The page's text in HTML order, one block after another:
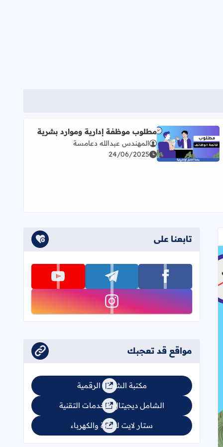
اقرأ المزيد عن مطلوب موظفة إدارية وموارد بشرية
مطلوب موظفة إدارية وموارد بشرية
المهندس عبدالله دعامسة
24/06/2025
تابعنا على
تابعنا على facebook تابعنا على telegram تابعنا على youtube
تابعنا على instagram
مواقع قد تعجبك
مكتبة الشامل الرقمية
الشامل ديجيتال للخدمات التقنية
ستار لايت للإنارة والكهرباء